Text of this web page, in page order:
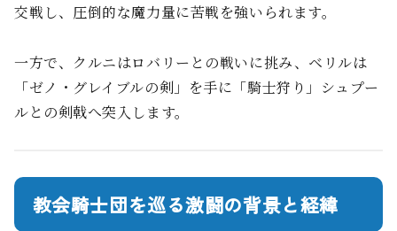
交戦し、圧倒的な魔力量に苦戦を強いられます。
一方で、クルニはロバリーとの戦いに挑み、ベリルは
「ゼノ・グレイブルの剣」を手に「騎士狩り」シュプー
ルとの剣戟へ突入します。
教会騎士団を巡る激闘の背景と経緯